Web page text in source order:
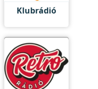
Klubrádió